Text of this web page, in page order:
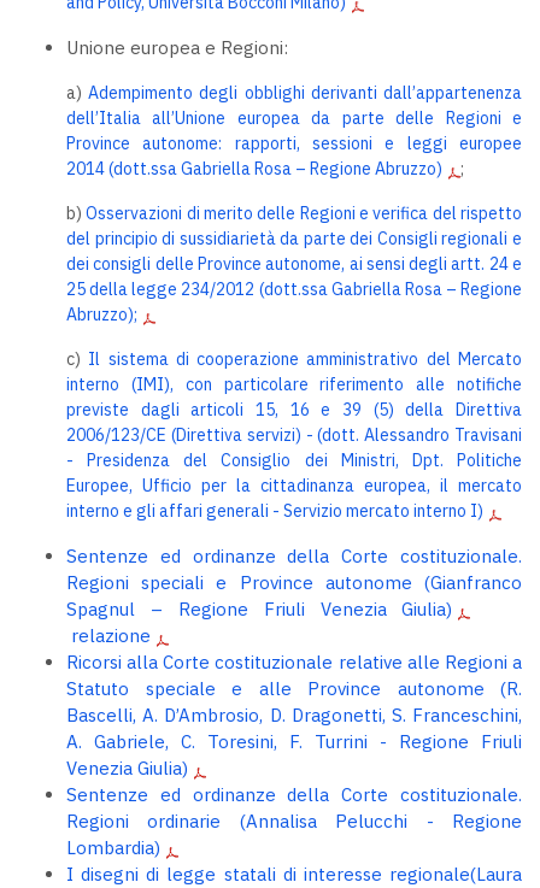
Unione europea e Regioni:
a)Adempimento degli obblighi derivanti dall’appartenenza
dell’Italia all’Unione europea da parte delle Regioni e
Province autonome: rapporti, sessioni e leggi europee
2014 (dott.ssa Gabriella Rosa – Regione Abruzzo)
;
b)Osservazioni di merito delle Regioni e verifica del rispetto
del principio di sussidiarietà da parte dei Consigli regionali e
dei consigli delle Province autonome, ai sensi degli artt. 24 e
25 della legge 234/2012 (dott.ssa Gabriella Rosa – Regione
Abruzzo);
c) Il sistema di cooperazione amministrativo del Mercato
interno (IMI), con particolare riferimento alle notifiche
previste dagli articoli 15, 16 e 39 (5) della Direttiva
2006/123/CE (Direttiva servizi) - (dott. Alessandro Travisani
- Presidenza del Consiglio dei Ministri, Dpt. Politiche
Europee, Ufficio per la cittadinanza europea, il mercato
interno e gli affari generali - Servizio mercato interno I)
Sentenze ed ordinanze della Corte costituzionale.
Regioni speciali e Province autonome (Gianfranco
Spagnul – Regione Friuli Venezia Giulia)
relazione
Ricorsi alla Corte costituzionale relative alle Regioni a
Statuto speciale e alle Province autonome (R.
Bascelli, A. D’Ambrosio, D. Dragonetti, S. Franceschini,
A. Gabriele, C. Toresini, F. Turrini - Regione Friuli
Venezia Giulia)
Sentenze ed ordinanze della Corte costituzionale.
Regioni ordinarie (Annalisa Pelucchi - Regione
Lombardia)
I disegni di legge statali di interesse regionale(Laura